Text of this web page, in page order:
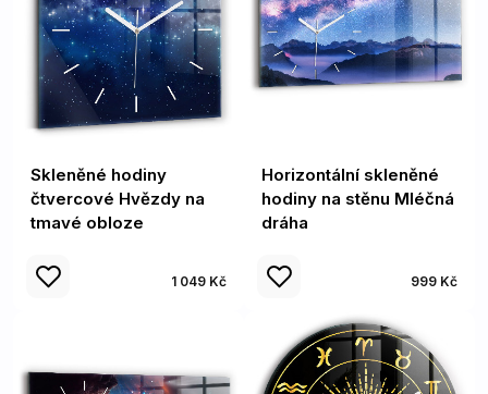
Skleněné hodiny
čtvercové Hvězdy na
tmavé obloze
1 049 Kč
Horizontální skleněné
hodiny na stěnu Mléčná
dráha
999 Kč